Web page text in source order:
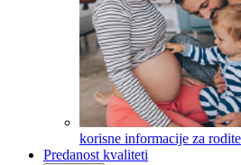
korisne informacije za
Predanost kvaliteti